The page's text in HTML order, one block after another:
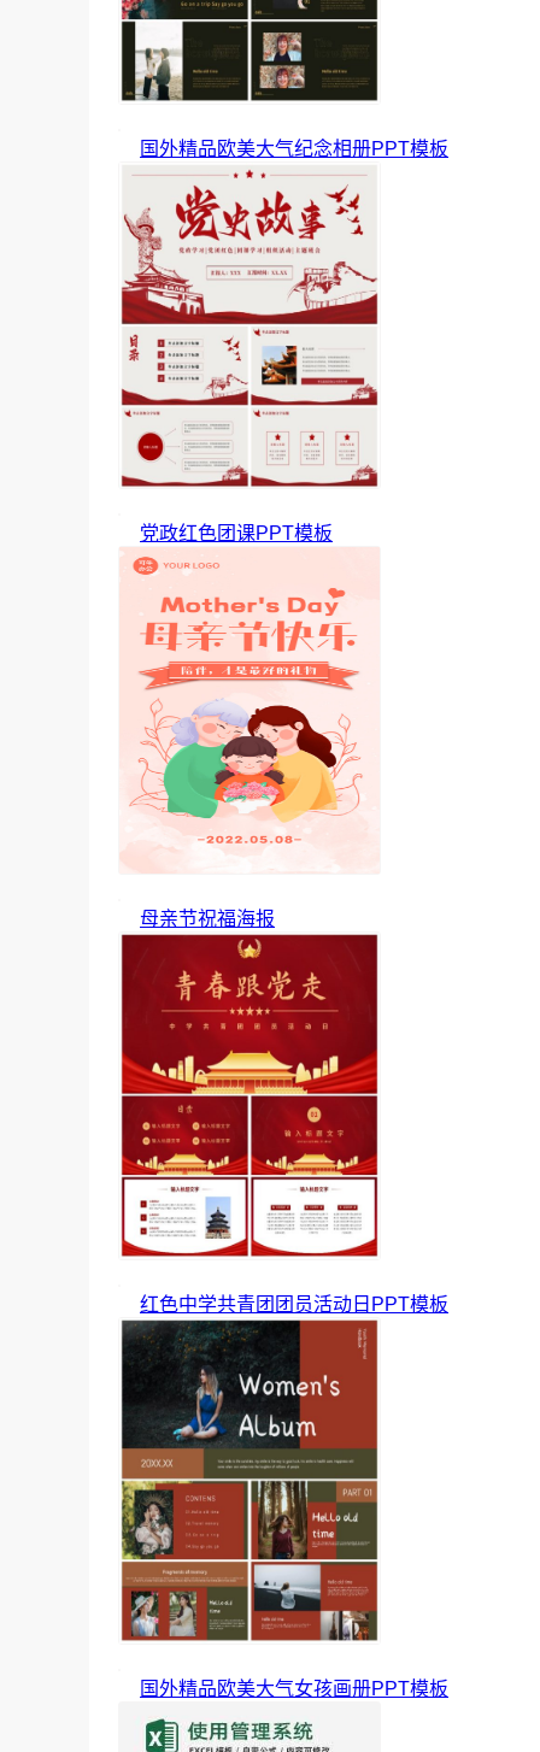
国外精品欧美大气纪念相册PPT模板
党政红色团课PPT模板
母亲节祝福海报
红色中学共青团团员活动日PPT模板
国外精品欧美大气女孩画册PPT模板